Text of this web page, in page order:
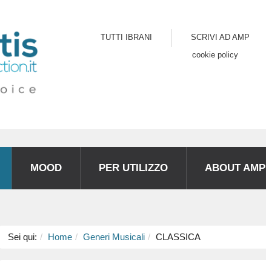
TUTTI IBRANI SCRIVI AD AMP
cookie policy
MOOD PER UTILIZZO ABOUT AMP
Sei qui: Home Generi Musicali CLASSICA